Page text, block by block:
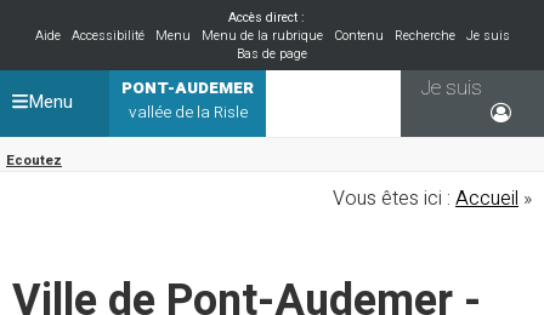
Accès direct :
Aide
Accessibilité Menu Menu de la rubrique Contenu Recherche
Je suis
Bas de page
PONT-AUDEMER
vallée de la Risle
Ecoutez
Je suis
Menu
Vous êtes ici : Accueil »
Ville de Pont-Audemer -